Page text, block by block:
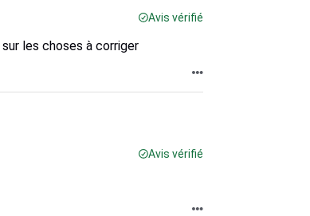
Avis vérifié
les choses à corriger
Avis vérifié